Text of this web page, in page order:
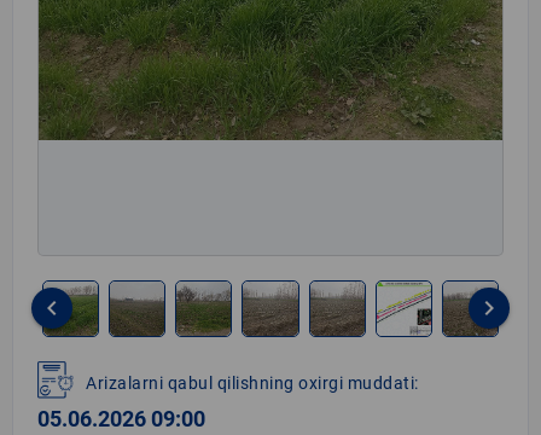
1
of
7
keyboard_arrow_left keyboard_arrow_right
Arizalarni qabul qilishning oxirgi muddati:
05.06.2026 09:00